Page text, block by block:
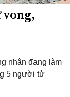
vong,
nhân đang làm
5 người tử